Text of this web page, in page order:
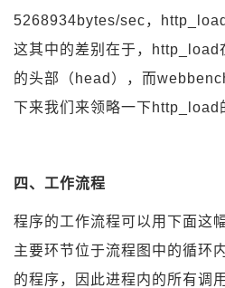
5268934bytes/sec，
这其中的差别在于，http_load
的头部（head），而
下来我们来领略一下http_load
四、工作流程
程序的工作流程可以用下面这
主要环节位于流程图中的循环
的程序，因此进程内的所有调